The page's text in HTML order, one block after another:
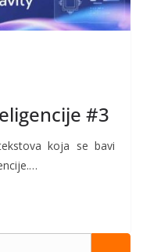
#3
koja se bavi